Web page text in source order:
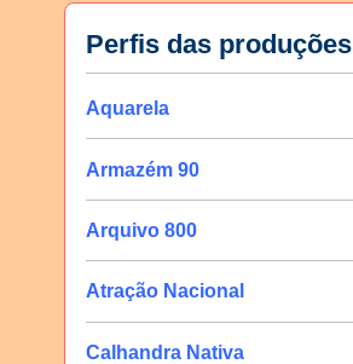
Perfis das produções
Aquarela
Armazém 90
Arquivo 800
Atração Nacional
Calhandra Nativa